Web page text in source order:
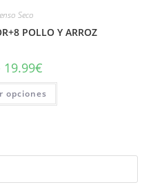
Seco
POLLO Y ARROZ
19.99€
opciones